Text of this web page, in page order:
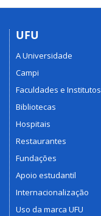
UFU
A Universidade
Campi
Faculdades e Institutos
Bibliotecas
Hospitais
Restaurantes
Fundações
Apoio estudantil
Internacionalização
Uso da marca UFU